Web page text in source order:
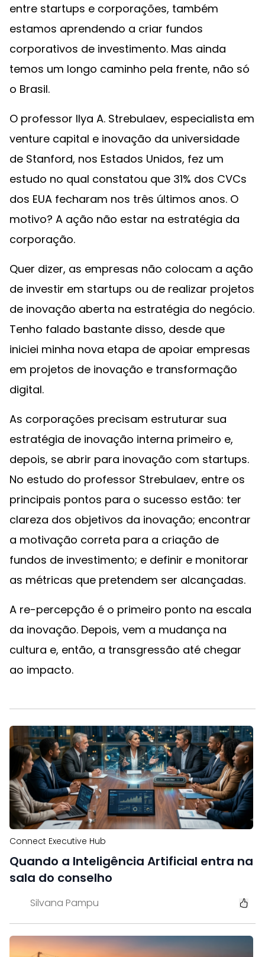
entre startups e corporações, também
estamos aprendendo a criar fundos
corporativos de investimento. Mas ainda
temos um longo caminho pela frente, não só
o Brasil.
O professor Ilya A. Strebulaev, especialista em
venture capital e inovação da universidade
de Stanford, nos Estados Unidos, fez um
estudo no qual constatou que 31% dos CVCs
dos EUA fecharam nos três últimos anos. O
motivo? A ação não estar na estratégia da
corporação.
Quer dizer, as empresas não colocam a ação
de investir em startups ou de realizar projetos
de inovação aberta na estratégia do negócio.
Tenho falado bastante disso, desde que
iniciei minha nova etapa de apoiar empresas
em projetos de inovação e transformação
digital.
As corporações precisam estruturar sua
estratégia de inovação interna primeiro e,
depois, se abrir para inovação com startups.
No estudo do professor Strebulaev, entre os
principais pontos para o sucesso estão: ter
clareza dos objetivos da inovação; encontrar
a motivação correta para a criação de
fundos de investimento; e definir e monitorar
as métricas que pretendem ser alcançadas.
A re-percepção é o primeiro ponto na escala
da inovação. Depois, vem a mudança na
cultura e, então, a transgressão até chegar
ao impacto.
Connect Executive Hub
Quando a Inteligência Artificial entra na
sala do conselho
Silvana Pampu